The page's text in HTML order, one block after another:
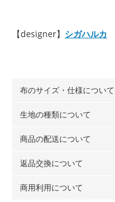
【designer】 シガハルカ
布のサイズ・仕様について
布の長さは50cm単位で
場合 → 購入数量「7」
生地の種類について
・現在、すべてのデザ
ットン（ダブルガーゼ
トンリネン（ビエラ織
100％コットン（キャン
商品の配送について
・ネコポスでの配送は
も送料の表示が600円と
返品交換について
・布はご注文後に注文
商用利用について